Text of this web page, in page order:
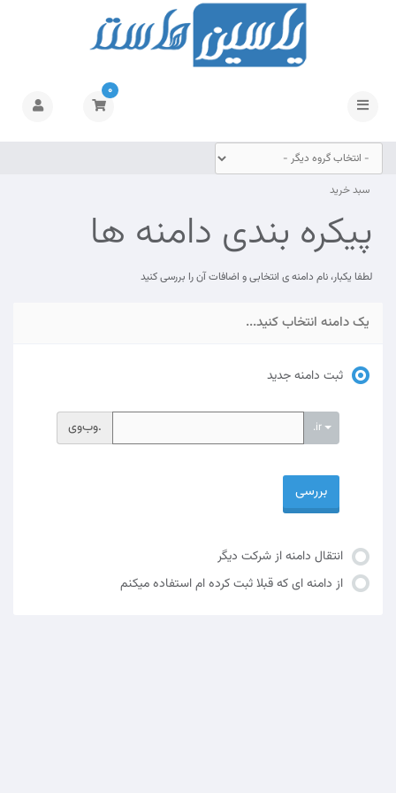
تغییر
ناوبری
0
سبد خرید
پیکره بندی دامنه ها
لطفا یکبار، نام دامنه ی انتخابی و اضافات آن را بررسی کنید
یک دامنه انتخاب کنید...
ثبت دامنه جدید
وب‌وی. .ir
بررسی
انتقال دامنه از شرکت دیگر
از دامنه ای که قبلا ثبت کرده ام استفاده میکنم